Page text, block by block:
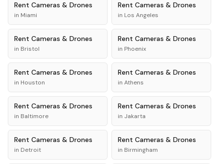
Rent Cameras & Drones
in Miami
Rent Cameras & Drones
in Los Angeles
Rent Cameras & Drones
in Bristol
Rent Cameras & Drones
in Phoenix
Rent Cameras & Drones
in Houston
Rent Cameras & Drones
in Athens
Rent Cameras & Drones
in Baltimore
Rent Cameras & Drones
in Jakarta
Rent Cameras & Drones
in Detroit
Rent Cameras & Drones
in Birmingham